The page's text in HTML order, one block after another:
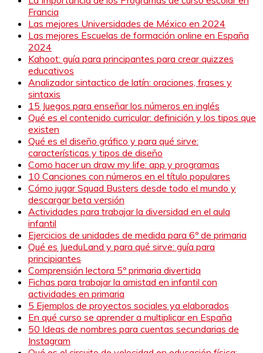
Francia
Las mejores Universidades de México en 2024
Las mejores Escuelas de formación online en España
2024
Kahoot: guía para principantes para crear quizzes
educativos
Analizador sintactico de latín: oraciones, frases y
sintaxis
15 Juegos para enseñar los números en inglés
Qué es el contenido curricular: definición y los tipos que
existen
Qué es el diseño gráfico y para qué sirve:
características y tipos de diseño
Como hacer un draw my life: app y programas
10 Canciones con números en el título populares
Cómo jugar Squad Busters desde todo el mundo y
descargar beta versión
Actividades para trabajar la diversidad en el aula
infantil
Ejercicios de unidades de medida para 6º de primaria
Qué es JueduLand y para qué sirve: guía para
principiantes
Comprensión lectora 5º primaria divertida
Fichas para trabajar la amistad en infantil con
actividades en primaria
5 Ejemplos de proyectos sociales ya elaborados
En qué curso se aprender a multiplicar en España
50 Ideas de nombres para cuentas secundarias de
Instagram